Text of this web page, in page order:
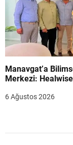
Manavgat’a
Merkezi: Healwise
6 Ağustos 2026